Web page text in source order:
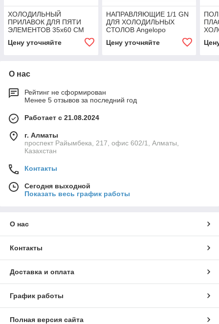
ХОЛОДИЛЬНЫЙ
ПРИЛАВОК ДЛЯ ПЯТИ
ЭЛЕМЕНТОВ 35x60 CM
Цену уточняйте
НАПРАВЛЯЮЩИЕ 1/1 GN
ДЛЯ ХОЛОДИЛЬНЫХ
СТОЛОВ Angelopo
Цену уточняйте
О нас
Рейтинг не сформирован
Менее 5 отзывов за последний год
Работает с 21.08.2024
г. Алматы
проспект Райымбека, 217, офис 602/1, Алматы,
Казахстан
Контакты
Сегодня выходной
Показать весь график работы
О нас
Контакты
Доставка и оплата
График работы
Полная версия сайта